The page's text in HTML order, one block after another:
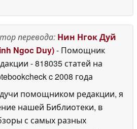
перевода: Нин Нгок Дуй
Ngoc Duy)- Помощник
- 818035 статей на
c 2008 года
помощником редакции, я
нашей Библиотеки, в
с самых разных